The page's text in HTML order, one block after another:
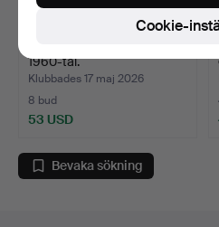
1960-tal.
Klubbades 17 maj 2026
8 bud
53 USD
Bevaka sökning
Cookie-